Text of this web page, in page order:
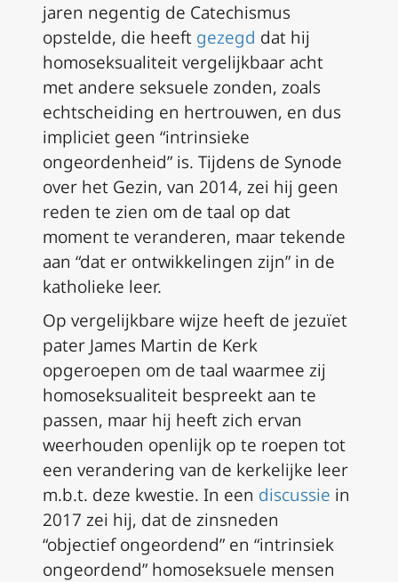
jaren negentig de Catechismus
opstelde, die heeft gezegd dat hij
homoseksualiteit vergelijkbaar acht
met andere seksuele zonden, zoals
echtscheiding en hertrouwen, en dus
impliciet geen “intrinsieke
ongeordenheid” is. Tijdens de Synode
over het Gezin, van 2014, zei hij geen
reden te zien om de taal op dat
moment te veranderen, maar tekende
aan “dat er ontwikkelingen zijn” in de
katholieke leer.
Op vergelijkbare wijze heeft de jezuïet
pater James Martin de Kerk
opgeroepen om de taal waarmee zij
homoseksualiteit bespreekt aan te
passen, maar hij heeft zich ervan
weerhouden openlijk op te roepen tot
een verandering van de kerkelijke leer
m.b.t. deze kwestie. In een discussie in
2017 zei hij, dat de zinsneden
“objectief ongeordend” en “intrinsiek
ongeordend” homoseksuele mensen